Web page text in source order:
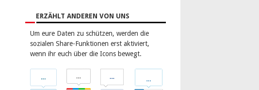
ERZÄHLT ANDEREN VON UNS
Um eure Daten zu schützen, werden die
sozialen Share-Funktionen erst aktiviert,
wenn ihr euch über die Icons bewegt.
bei
bei